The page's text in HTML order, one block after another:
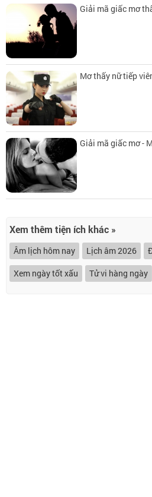
Giải mã giấc mơ
Mơ thấy nữ tiếp
Giải mã giấc mơ -
Xem thêm tiện ích khác »
Âm lịch hôm nay Lịch âm 2026
Xem ngày tốt xấu
Tử vi hàng ngày